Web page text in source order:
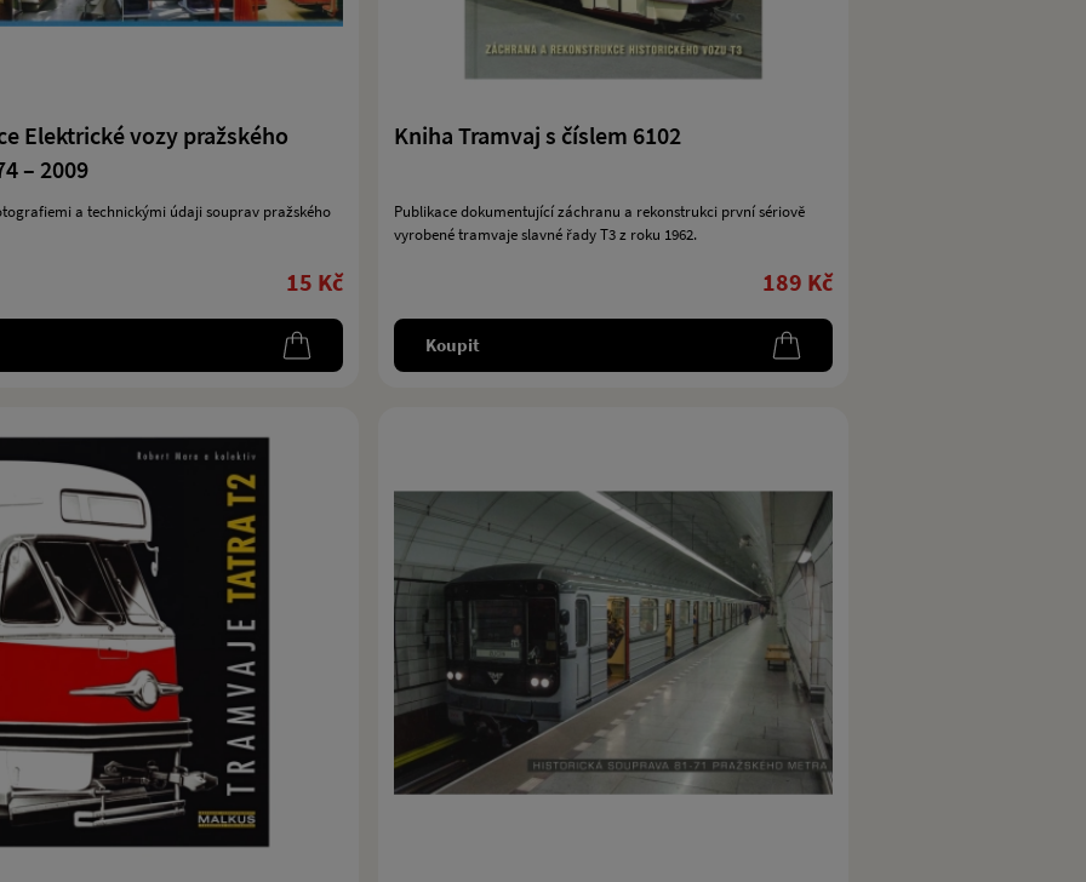
Elektrické vozy pražského
– 2009
a technickými údaji souprav pražského
15 Kč
Kniha Tramvaj s číslem 6102
Publikace dokumentující záchranu a rekonstrukci první sériově
vyrobené tramvaje slavné řady T3 z roku 1962.
189 Kč
Koupit